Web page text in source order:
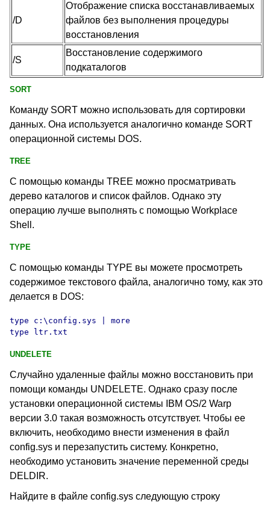
/D
Отображение списка восстанавливаемых
файлов без выполнения процедуры
восстановления
/S
Восстановление содержимого
подкаталогов
SORT
Команду SORT можно использовать для сортировки
данных. Она используется аналогично команде SORT
операционной системы DOS.
TREE
С помощью команды TREE можно просматривать
дерево каталогов и список файлов. Однако эту
операцию лучше выполнять с помощью Workplace
Shell.
TYPE
С помощью команды TYPE вы можете просмотреть
содержимое текстового файла, аналогично тому, как это
делается в DOS:
type c:\config.sys | more
type ltr.txt
UNDELETE
Случайно удаленные файлы можно восстановить при
помощи команды UNDELETE. Однако сразу после
установки операционной системы IBM OS/2 Warp
версии 3.0 такая возможность отсутствует. Чтобы ее
включить, необходимо внести изменения в файл
config.sys и перезапустить систему. Конкретно,
необходимо установить значение переменной среды
DELDIR.
Найдите в файле config.sys следующую строку